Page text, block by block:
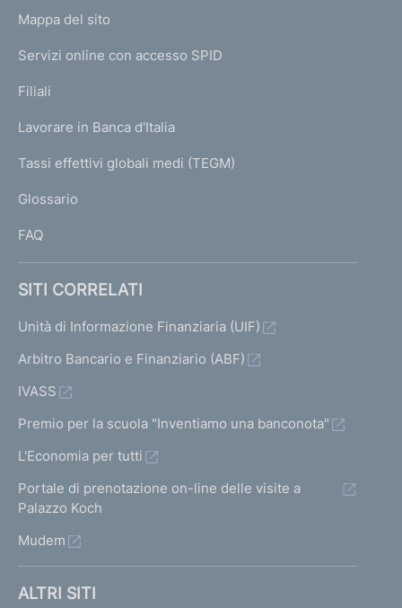
m
e
a
g
L
N
K
T
I
I
Mappa del sito
Servizi online con accesso SPID
Filiali
Lavorare in Banca d'Italia
Tassi effettivi globali medi (TEGM)
Glossario
FAQ
SITI CORRELATI
Unità di Informazione Finanziaria (UIF)
Arbitro Bancario e Finanziario (ABF)
IVASS
Premio per la scuola "Inventiamo una banconota"
L'Economia per tutti
Portale di prenotazione on-line delle visite a
Palazzo Koch
Mudem
ALTRI SITI